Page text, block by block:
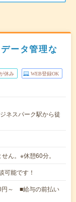
ータ管理な
休み WEB登録OK
ネスパーク駅から徒
ん。※休憩60分。
可能です！
～ ■給与の前払い